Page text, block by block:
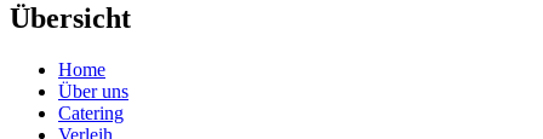
Übersicht
Home
Über uns
Catering
Verleih